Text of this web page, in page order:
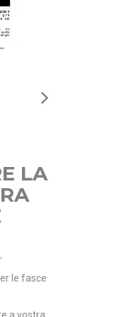
LA
le fasce